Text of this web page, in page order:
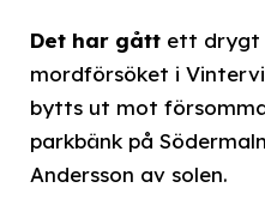
Det har gått ett drygt
mordförsöket i
bytts ut mot
parkbänk på
Andersson av solen.